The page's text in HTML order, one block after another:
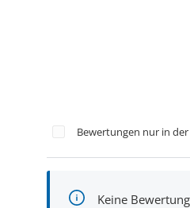
Bewertungen nur in
Keine